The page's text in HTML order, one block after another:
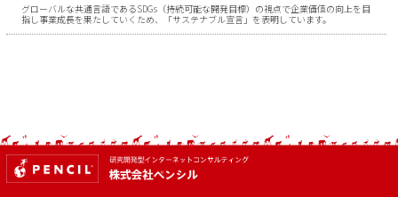
グローバルな共通言語であるSDGs（持続可能な開発目標）の視点で企業価値の向上を目
指し事業成長を果たしていくため、「サステナブル宣言」を表明しています。